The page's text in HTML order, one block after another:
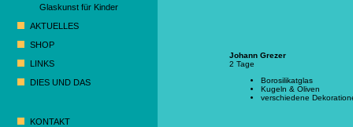
Glaskunst für Kinder
AKTUELLES
SHOP
LINKS
DIES UND DAS
KONTAKT
Johann Grezer
2 Tage
Borosilikatglas
Kugeln & Oliven
verschiedene